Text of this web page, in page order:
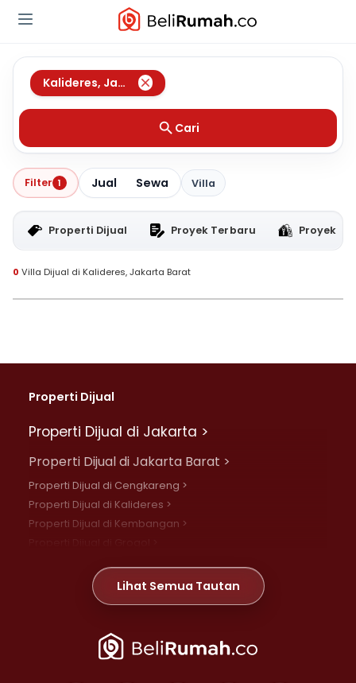
Kalideres, Jakarta Barat
Cari
Filter 1 Jual Sewa Villa
Properti Dijual Proyek Terbaru Proyek
0 Villa Dijual di Kalideres, Jakarta Barat
Properti Dijual
Properti Dijual di Jakarta >
Properti Dijual di Jakarta Barat >
Properti Dijual di Cengkareng >
Properti Dijual di Kalideres >
Properti Dijual di Kembangan >
Properti Dijual di Meruya >
Properti Dijual di Jelambar >
Properti Dijual di Jakarta Pusat >
Lihat Semua Tautan